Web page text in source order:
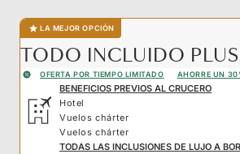
LA MEJOR OPCIÓN
TODO INCLUIDO PLUS
OFERTA POR TIEMPO LIMITADO AHORRE UN
BENEFICIOS PREVIOS AL CRUCERO
Hotel
Vuelos chárter
Vuelos chárter
TODAS LAS INCLUSIONES DE LUJO A